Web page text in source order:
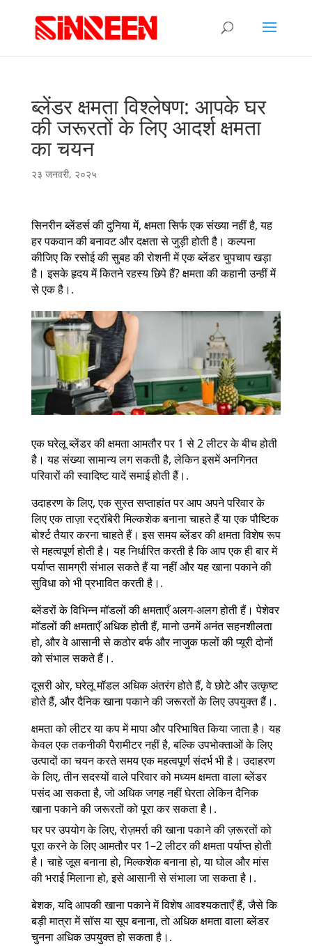
ब्लेंडर क्षमता विश्लेषण: आपके घर
की जरूरतों के लिए आदर्श क्षमता
का चयन
२३ जनवरी, २०२५
सिनरीन ब्लेंडर्स की दुनिया में, क्षमता सिर्फ एक संख्या नहीं है, यह
हर पकवान की बनावट और दक्षता से जुड़ी होती है। कल्पना
कीजिए कि रसोई की सुबह की रोशनी में एक ब्लेंडर चुपचाप खड़ा
है। इसके हृदय में कितने रहस्य छिपे हैं? क्षमता की कहानी उन्हीं में
से एक है।.
एक घरेलू ब्लेंडर की क्षमता आमतौर पर 1 से 2 लीटर के बीच होती
है। यह संख्या सामान्य लग सकती है, लेकिन इसमें अनगिनत
परिवारों की स्वादिष्ट यादें समाई होती हैं।.
उदाहरण के लिए, एक सुस्त सप्ताहांत पर आप अपने परिवार के
लिए एक ताज़ा स्ट्रॉबेरी मिल्कशेक बनाना चाहते हैं या एक पौष्टिक
बोर्श्ट तैयार करना चाहते हैं। इस समय ब्लेंडर की क्षमता विशेष रूप
से महत्वपूर्ण होती है। यह निर्धारित करती है कि आप एक ही बार में
पर्याप्त सामग्री संभाल सकते हैं या नहीं और यह खाना पकाने की
सुविधा को भी प्रभावित करती है।.
ब्लेंडरों के विभिन्न मॉडलों की क्षमताएँ अलग-अलग होती हैं। पेशेवर
मॉडलों की क्षमताएँ अधिक होती हैं, मानो उनमें अनंत सहनशीलता
हो, और वे आसानी से कठोर बर्फ और नाजुक फलों की प्यूरी दोनों
को संभाल सकते हैं।.
दूसरी ओर, घरेलू मॉडल अधिक अंतरंग होते हैं, वे छोटे और उत्कृष्ट
होते हैं, और दैनिक खाना पकाने की जरूरतों के लिए उपयुक्त हैं।.
क्षमता को लीटर या कप में मापा और परिभाषित किया जाता है। यह
केवल एक तकनीकी पैरामीटर नहीं है, बल्कि उपभोक्ताओं के लिए
उत्पादों का चयन करते समय एक महत्वपूर्ण संदर्भ भी है। उदाहरण
के लिए, तीन सदस्यों वाले परिवार को मध्यम क्षमता वाला ब्लेंडर
पसंद आ सकता है, जो अधिक जगह नहीं घेरता लेकिन दैनिक
खाना पकाने की जरूरतों को पूरा कर सकता है।.
घर पर उपयोग के लिए, रोज़मर्रा की खाना पकाने की ज़रूरतों को
पूरा करने के लिए आमतौर पर 1–2 लीटर की क्षमता पर्याप्त होती
है। चाहे जूस बनाना हो, मिल्कशेक बनाना हो, या घोल और मांस
की भराई मिलाना हो, इसे आसानी से संभाला जा सकता है।.
बेशक, यदि आपकी खाना पकाने में विशेष आवश्यकताएँ हैं, जैसे कि
बड़ी मात्रा में सॉस या सूप बनाना, तो अधिक क्षमता वाला ब्लेंडर
चुनना अधिक उपयुक्त हो सकता है।.